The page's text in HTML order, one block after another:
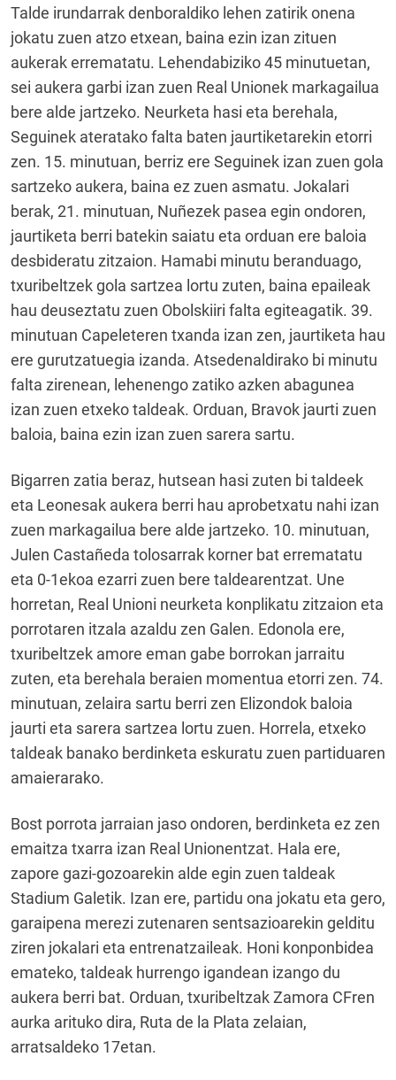
Talde irundarrak denboraldiko lehen zatirik onena
jokatu zuen atzo etxean, baina ezin izan zituen
aukerak errematatu. Lehendabiziko 45 minutuetan,
sei aukera garbi izan zuen Real Unionek markagailua
bere alde jartzeko. Neurketa hasi eta berehala,
Seguinek ateratako falta baten jaurtiketarekin etorri
zen. 15. minutuan, berriz ere Seguinek izan zuen gola
sartzeko aukera, baina ez zuen asmatu. Jokalari
berak, 21. minutuan, Nuñezek pasea egin ondoren,
jaurtiketa berri batekin saiatu eta orduan ere baloia
desbideratu zitzaion. Hamabi minutu beranduago,
txuribeltzek gola sartzea lortu zuten, baina epaileak
hau deuseztatu zuen Obolskiiri falta egiteagatik. 39.
minutuan Capeleteren txanda izan zen, jaurtiketa hau
ere gurutzatuegia izanda. Atsedenaldirako bi minutu
falta zirenean, lehenengo zatiko azken abagunea
izan zuen etxeko taldeak. Orduan, Bravok jaurti zuen
baloia, baina ezin izan zuen sarera sartu.
Bigarren zatia beraz, hutsean hasi zuten bi taldeek
eta Leonesak aukera berri hau aprobetxatu nahi izan
zuen markagailua bere alde jartzeko. 10. minutuan,
Julen Castañeda tolosarrak korner bat errematatu
eta 0-1ekoa ezarri zuen bere taldearentzat. Une
horretan, Real Unioni neurketa konplikatu zitzaion eta
porrotaren itzala azaldu zen Galen. Edonola ere,
txuribeltzek amore eman gabe borrokan jarraitu
zuten, eta berehala beraien momentua etorri zen. 74.
minutuan, zelaira sartu berri zen Elizondok baloia
jaurti eta sarera sartzea lortu zuen. Horrela, etxeko
taldeak banako berdinketa eskuratu zuen partiduaren
amaierarako.
Bost porrota jarraian jaso ondoren, berdinketa ez zen
emaitza txarra izan Real Unionentzat. Hala ere,
zapore gazi-gozoarekin alde egin zuen taldeak
Stadium Galetik. Izan ere, partidu ona jokatu eta gero,
garaipena merezi zutenaren sentsazioarekin gelditu
ziren jokalari eta entrenatzaileak. Honi konponbidea
emateko, taldeak hurrengo igandean izango du
aukera berri bat. Orduan, txuribeltzak Zamora CFren
aurka arituko dira, Ruta de la Plata zelaian,
arratsaldeko 17etan.